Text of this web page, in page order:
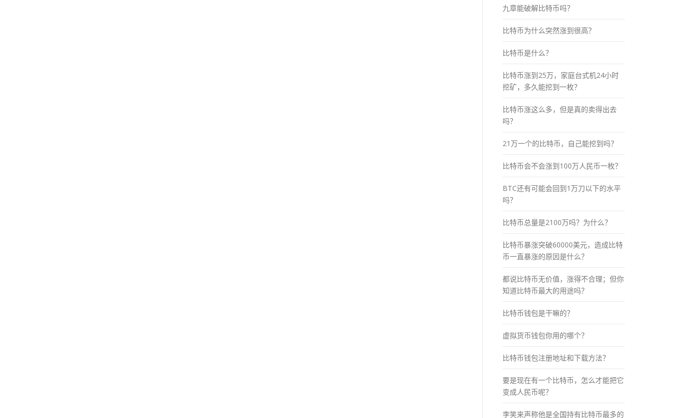
九章能破解比特币吗？
比特币为什么突然涨到很高？
比特币是什么？
比特币涨到25万，家庭台式机24小时
挖矿，多久能挖到一枚？
比特币涨这么多，但是真的卖得出去
吗？
21万一个的比特币，自己能挖到吗？
比特币会不会涨到100万人民币一枚？
BTC还有可能会回到1万刀以下的水平
吗？
比特币总量是2100万吗？为什么？
比特币暴涨突破60000美元，造成比特
币一直暴涨的原因是什么？
都说比特币无价值，涨得不合理；但你
知道比特币最大的用途吗？
比特币钱包是干嘛的？
虚拟货币钱包你用的哪个？
比特币钱包注册地址和下载方法？
要是现在有一个比特币，怎么才能把它
变成人民币呢？
李笑来声称他是全国持有比特币最多的